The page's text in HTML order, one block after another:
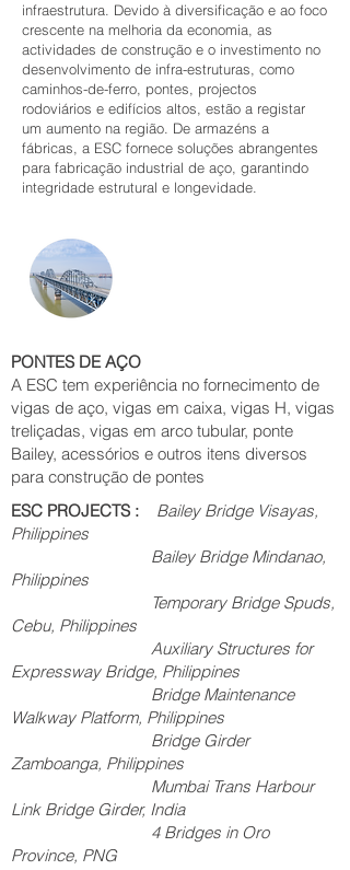
infraestrutura. Devido à diversificação e ao foco
crescente na melhoria da economia, as
actividades de construção e o investimento no
desenvolvimento de infra-estruturas, como
caminhos-de-ferro, pontes, projectos
rodoviários e edifícios altos, estão a registar
um aumento na região. De armazéns a
fábricas, a ESC fornece soluções abrangentes
para fabricação industrial de aço, garantindo
integridade estrutural e longevidade.
PONTES DE AÇO
A ESC tem experiência no fornecimento de
vigas de aço, vigas em caixa, vigas H, vigas
treliçadas, vigas em arco tubular, ponte
Bailey, acessórios e outros itens diversos
para construção de pontes
ESC PROJECTS : Bailey Bridge Visayas,
Philippines
Bailey Bridge Mindanao,
Philippines
Temporary Bridge Spuds,
Cebu, Philippines
Auxiliary Structures for
Expressway Bridge, Philippines
Bridge Maintenance
Walkway Platform, Philippines
Bridge Girder
Zamboanga, Philippines
Mumbai Trans Harbour
Link Bridge Girder, India
4 Bridges in Oro
Province, PNG